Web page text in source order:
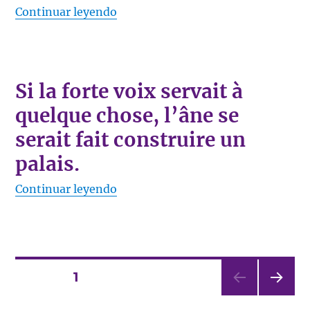
Continuar leyendo
Si la forte voix servait à
quelque chose, l’âne se
serait fait construire un
palais.
Continuar leyendo
Paginación
PÁGINA1